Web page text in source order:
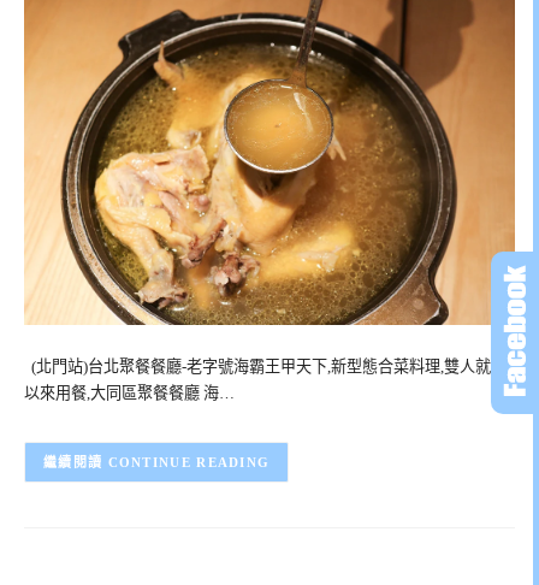
(北門站)台北聚餐餐廳-老字號海霸王甲天下,新型態合菜料理,雙人就可
以來用餐,大同區聚餐餐廳 海…
CONTINUE READING